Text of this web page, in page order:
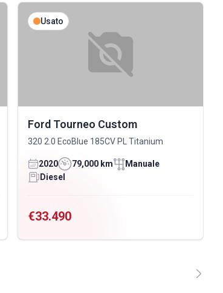
Usato
Ford Tourneo Custom
320 2.0 EcoBlue 185CV PL Titanium
2020 79,000 km
Manuale
Diesel
€33.490